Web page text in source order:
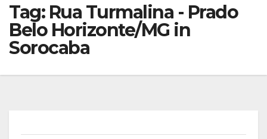
Tag: Rua Turmalina - Prado
Belo Horizonte/MG in
Sorocaba